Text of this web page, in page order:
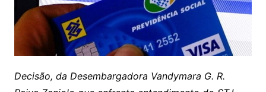
Decisão, da Desembargadora Vandymara G. R.